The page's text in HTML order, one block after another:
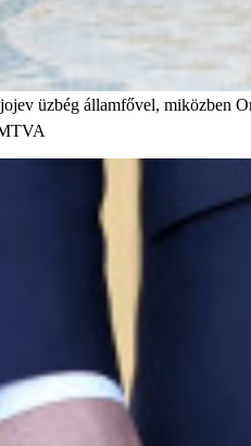
üzbég államfővel, miközben